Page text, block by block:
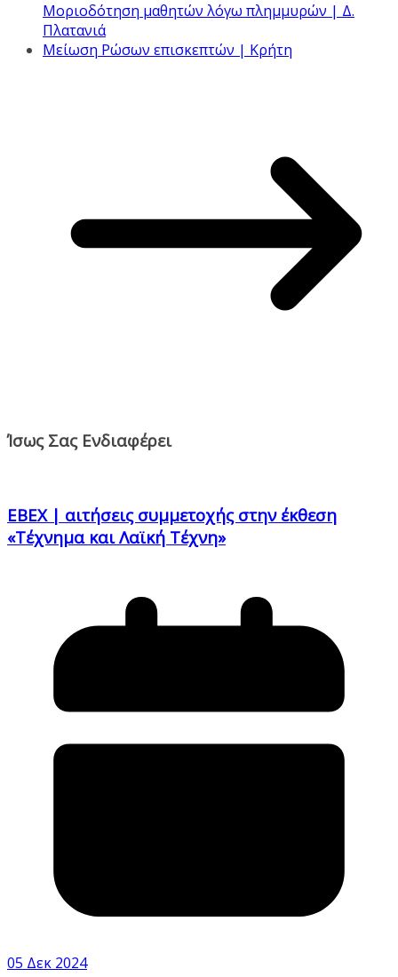
Μοριοδότηση μαθητών λόγω πλημμυρών | Δ.
Πλατανιά
Μείωση Ρώσων επισκεπτών | Κρήτη
Ίσως Σας Ενδιαφέρει
ΕΒΕΧ | αιτήσεις συμμετοχής στην έκθεση
«Τέχνημα και Λαϊκή Τέχνη»
05 Δεκ 2024